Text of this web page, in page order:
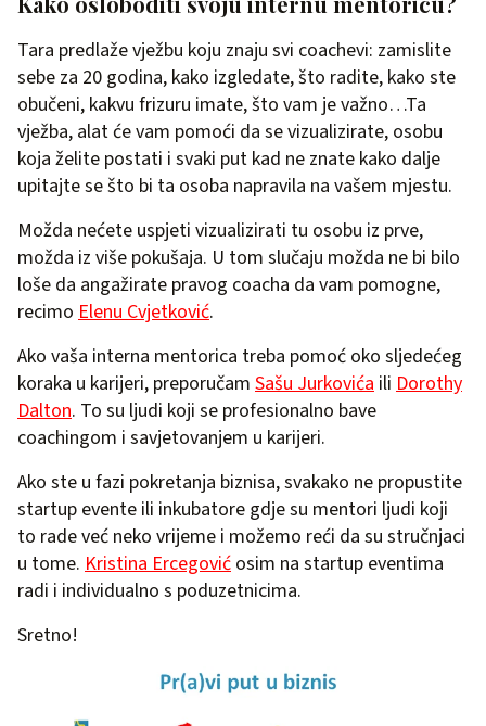
Tara predlaže vježbu koju znaju svi coachevi: zamislite
sebe za 20 godina, kako izgledate, što radite, kako ste
obučeni, kakvu frizuru imate, što vam je važno…Ta
vježba, alat će vam pomoći da se vizualizirate, osobu
koja želite postati i svaki put kad ne znate kako dalje
upitajte se što bi ta osoba napravila na vašem mjestu.
Možda nećete uspjeti vizualizirati tu osobu iz prve,
možda iz više pokušaja. U tom slučaju možda ne bi bilo
loše da angažirate pravog coacha da vam pomogne,
recimo Elenu Cvjetković.
Ako vaša interna mentorica treba pomoć oko sljedećeg
koraka u karijeri, preporučam Sašu Jurkovića ili Dorothy
Dalton. To su ljudi koji se profesionalno bave
coachingom i savjetovanjem u karijeri.
Ako ste u fazi pokretanja biznisa, svakako ne propustite
startup evente ili inkubatore gdje su mentori ljudi koji
to rade već neko vrijeme i možemo reći da su stručnjaci
u tome. Kristina Ercegović osim na startup eventima
radi i individualno s poduzetnicima.
Sretno!